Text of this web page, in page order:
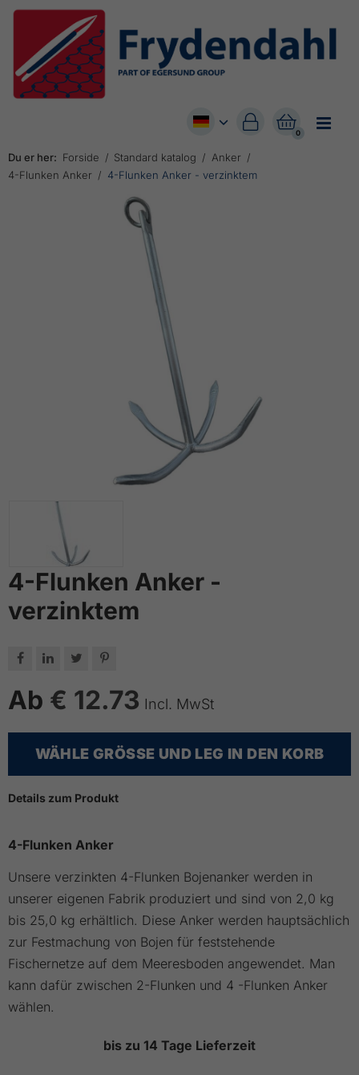


0
Du er her: Forside Standard katalog
Anker
4-Flunken Anker
4-Flunken Anker - verzinktem
4-Flunken Anker -
verzinktem
   
Ab € 12.73 Incl. MwSt
WÄHLE GRÖSSE UND LEG IN DEN KORB
Details zum Produkt
4-Flunken Anker
Unsere verzinkten 4-Flunken Bojenanker werden in
unserer eigenen Fabrik produziert und sind von 2,0 kg
bis 25,0 kg erhältlich. Diese Anker werden hauptsächlich
zur Festmachung von Bojen für feststehende
Fischernetze auf dem Meeresboden angewendet. Man
kann dafür zwischen 2-Flunken und 4 -Flunken Anker
wählen.
bis zu 14 Tage Lieferzeit